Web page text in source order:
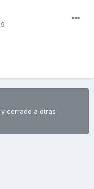
cerrado a otras